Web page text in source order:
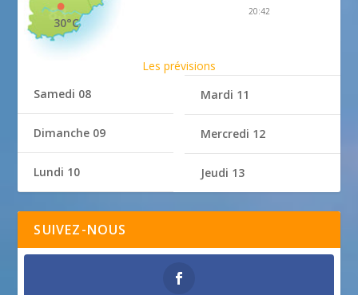
30°C
20:42
Les prévisions
Samedi 08
Dimanche 09
Lundi 10
Mardi 11
Mercredi 12
Jeudi 13
SUIVEZ-NOUS